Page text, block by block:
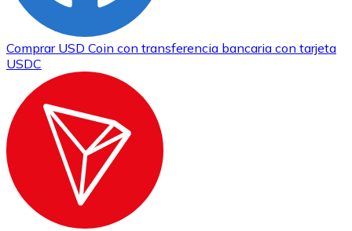
Comprar USD Coin con transferencia bancaria con tarjeta
USDC